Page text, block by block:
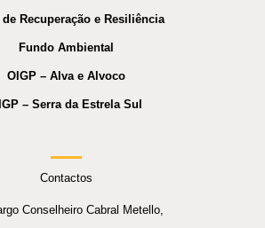
Recuperação e Resiliência
Fundo Ambiental
OIGP – Alva e Alvoco
– Serra da Estrela Sul
Contactos
Conselheiro Cabral Metello,